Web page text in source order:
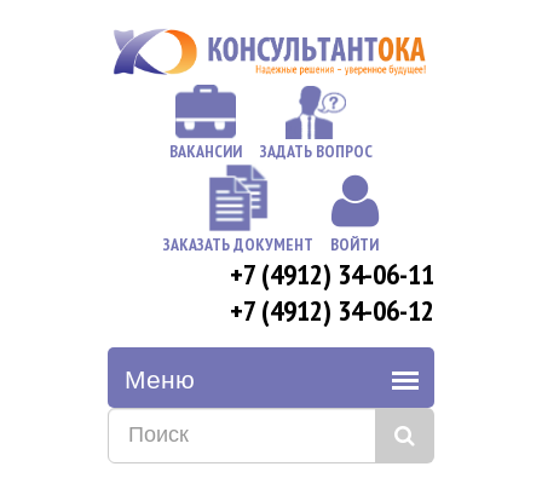
ВАКАНСИИ ЗАДАТЬ ВОПРОС
ЗАКАЗАТЬ ДОКУМЕНТ ВОЙТИ
+7 (4912) 34-06-11
+7 (4912) 34-06-12